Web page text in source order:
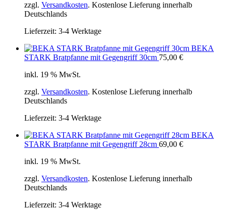
zzgl. Versandkosten. Kostenlose Lieferung innerhalb
Deutschlands
Lieferzeit: 3-4 Werktage
BEKA
STARK Bratpfanne mit Gegengriff 30cm 75,00 €
inkl. 19 % MwSt.
zzgl. Versandkosten. Kostenlose Lieferung innerhalb
Deutschlands
Lieferzeit: 3-4 Werktage
BEKA
STARK Bratpfanne mit Gegengriff 28cm 69,00 €
inkl. 19 % MwSt.
zzgl. Versandkosten. Kostenlose Lieferung innerhalb
Deutschlands
Lieferzeit: 3-4 Werktage